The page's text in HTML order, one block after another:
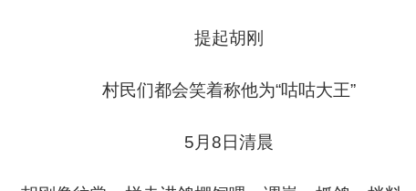
提起胡刚
村民们都会笑着称他为“咕咕大王”
5月8日清晨